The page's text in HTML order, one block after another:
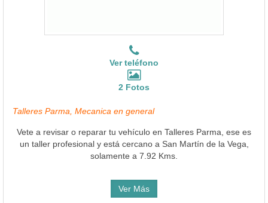
Ver teléfono
2 Fotos
Talleres Parma, Mecanica en general
Vete a revisar o reparar tu vehículo en Talleres Parma, ese es
un taller profesional y está cercano a San Martín de la Vega,
solamente a 7.92 Kms.
Ver Más